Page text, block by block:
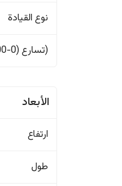
نوع القيادة
(تسارع (0-100كم/ ساعة
الأبعاد
ارتفاع
طول